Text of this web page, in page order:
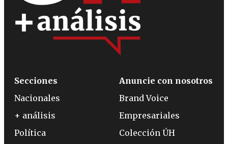
Secciones
Nacionales
+ análisis
Política
Anuncie con nosotros
Brand Voice
Empresariales
Colección ÚH